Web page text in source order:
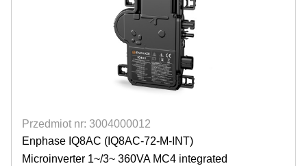
Przedmiot nr: 3004000012
Enphase IQ8AC (IQ8AC-72-M-INT)
Microinverter 1~/3~ 360VA MC4 integrated